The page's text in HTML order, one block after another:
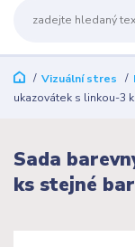
Vizuální stres
ukazovátek s linkou-3
Sada
ks stejné